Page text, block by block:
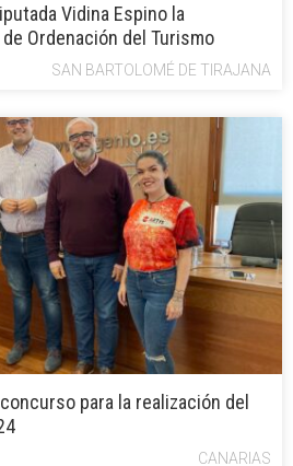
Vidina Espino la
Ordenación del Turismo
SAN BARTOLOMÉ DE TIRAJANA
para la realización del
CANARIAS